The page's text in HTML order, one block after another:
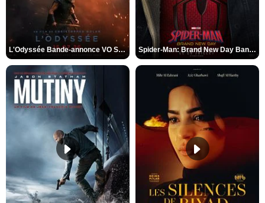
L'Odyssée Bande-annonce VO STFR Spider-Man: Brand New Day Bande-annonce VO STFR